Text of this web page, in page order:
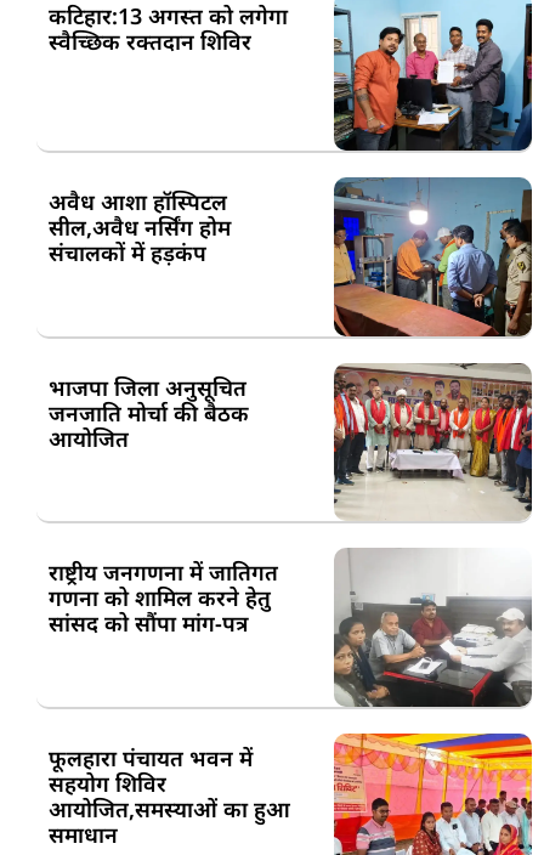
कटिहार:13 अगस्त को लगेगा
स्वैच्छिक रक्तदान शिविर
अवैध आशा हॉस्पिटल
सील,अवैध नर्सिंग होम
संचालकों में हड़कंप
भाजपा जिला अनुसूचित
जनजाति मोर्चा की बैठक
आयोजित
राष्ट्रीय जनगणना में जातिगत
गणना को शामिल करने हेतु
सांसद को सौंपा मांग-पत्र
फूलहारा पंचायत भवन में
सहयोग शिविर
आयोजित,समस्याओं का हुआ
समाधान